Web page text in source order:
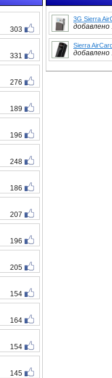
303
331
276
189
196
248
186
207
196
205
154
164
154
145
3G Sierra
добавлено
Sierra
добавлено